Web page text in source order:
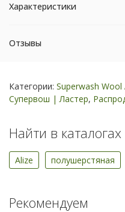
Характеристики
Отзывы
Категории: Superwash Wool
Супервош | Ластер,
Найти в каталогах
Alize полушерстяная
Рекомендуем